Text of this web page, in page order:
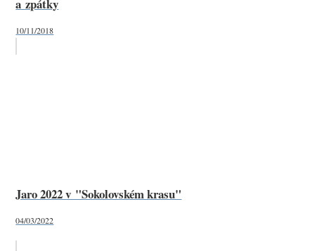
a zpátky
10/11/2018
Jaro 2022 v "Sokolovském krasu"
04/03/2022